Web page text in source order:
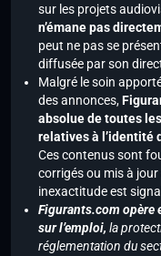
sur les projets
n’émane pas
peut ne pas se
diffusée par son
Malgré le soin
des annonces,
absolue de toutes
relatives à l’identité
Ces contenus sont
corrigés ou mis à
inexactitude est
Figurants.com opère
sur l’emploi, la
réglementation du